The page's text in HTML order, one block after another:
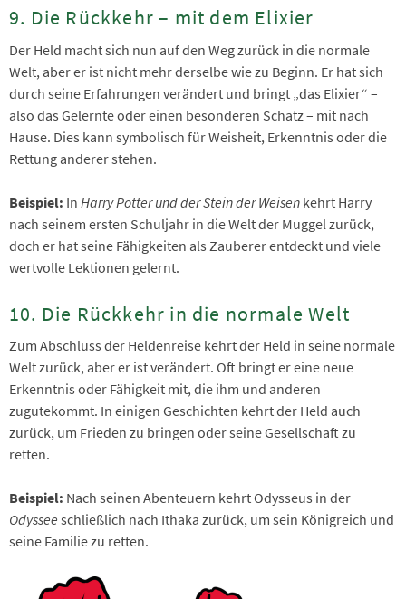
9. Die Rückkehr – mit dem Elixier
Der Held macht sich nun auf den Weg zurück in die normale
Welt, aber er ist nicht mehr derselbe wie zu Beginn. Er hat sich
durch seine Erfahrungen verändert und bringt „das Elixier“ –
also das Gelernte oder einen besonderen Schatz – mit nach
Hause. Dies kann symbolisch für Weisheit, Erkenntnis oder die
Rettung anderer stehen.
Beispiel: In Harry Potter und der Stein der Weisen kehrt Harry
nach seinem ersten Schuljahr in die Welt der Muggel zurück,
doch er hat seine Fähigkeiten als Zauberer entdeckt und viele
wertvolle Lektionen gelernt.
10. Die Rückkehr in die normale Welt
Zum Abschluss der Heldenreise kehrt der Held in seine normale
Welt zurück, aber er ist verändert. Oft bringt er eine neue
Erkenntnis oder Fähigkeit mit, die ihm und anderen
zugutekommt. In einigen Geschichten kehrt der Held auch
zurück, um Frieden zu bringen oder seine Gesellschaft zu
retten.
Beispiel: Nach seinen Abenteuern kehrt Odysseus in der
Odyssee schließlich nach Ithaka zurück, um sein Königreich und
seine Familie zu retten.